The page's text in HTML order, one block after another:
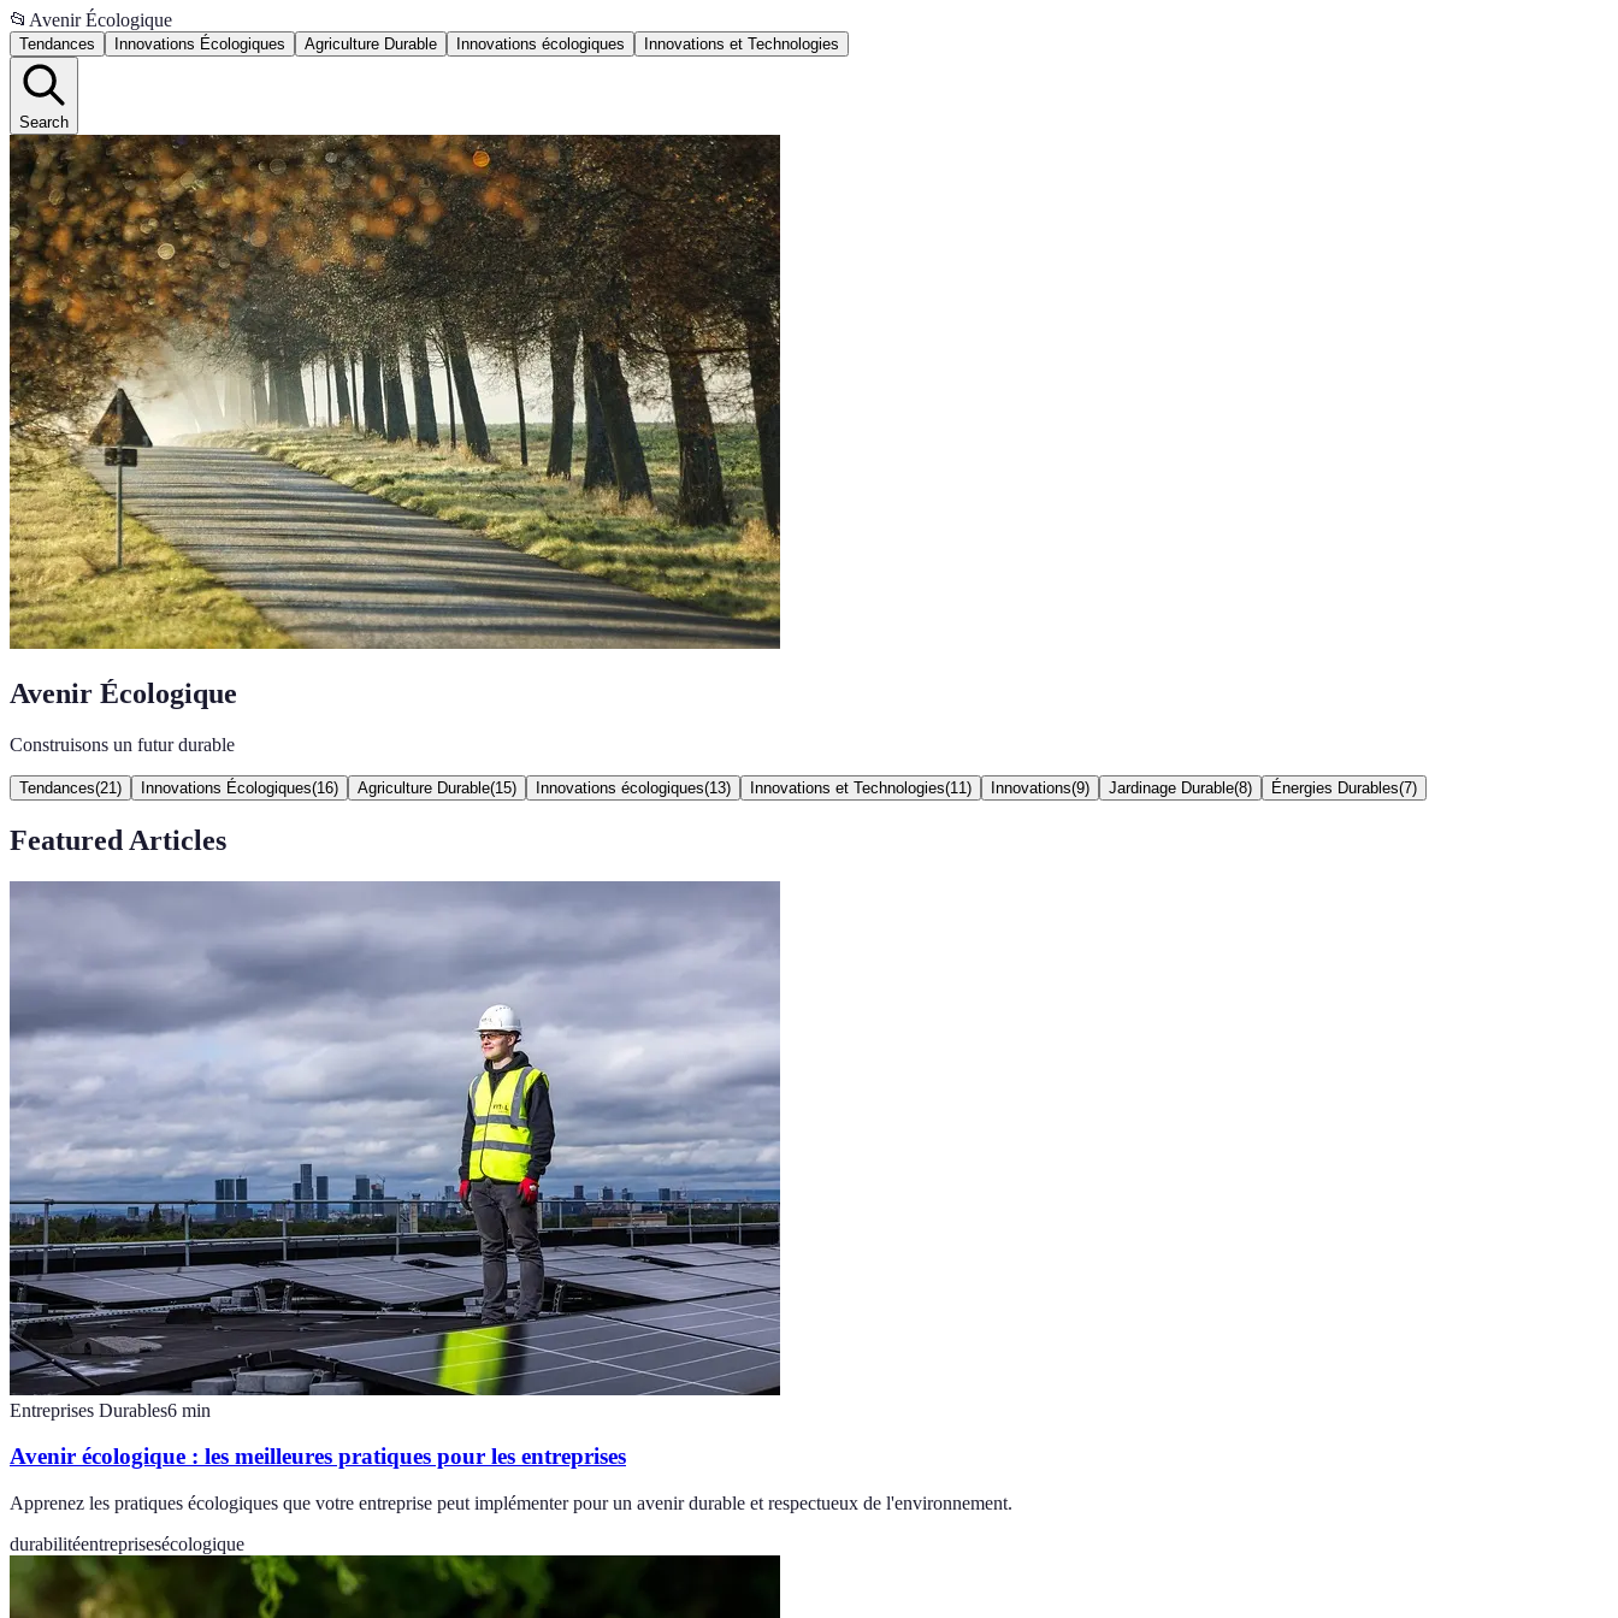
📂 Avenir Écologique
Tendances Innovations Écologiques Agriculture Durable Innovations écologiques Innovations et Technologies
Search
Avenir Écologique
Construisons un futur durable
Tendances(21 ) Innovations Écologiques(16) Agriculture Durable(15) Innovations écologiques(13) Innovations et Technologies(11 ) Innovations(9) Jardinage Durable(8) Énergies Durables(7)
Featured Articles
Entreprises Durables6 min
Avenir écologique : les meilleures pratiques pour les entreprises
Apprenez les pratiques écologiques que votre entreprise peut implémenter pour un avenir durable et respectueux de l'environnement.
durabilitéentreprisesécologique